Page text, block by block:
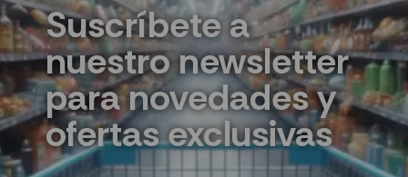
Suscríbete a
nuestro newsletter
para novedades y
ofertas exclusivas